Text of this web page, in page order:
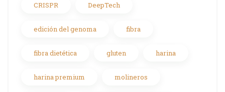
CRISPR DeepTech
edición del genoma fibra
fibra dietética gluten harina
harina premium molineros